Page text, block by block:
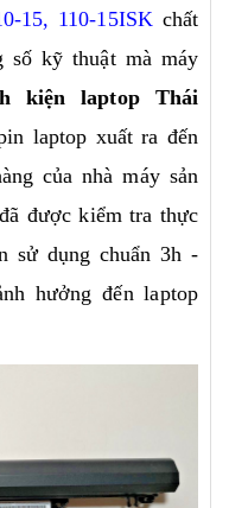
15, 110-15ISK chất
số kỹ thuật mà máy
kiện laptop Thái
laptop xuất ra đến
của nhà máy sản
được kiểm tra thực
sử dụng chuẩn 3h -
hưởng đến laptop